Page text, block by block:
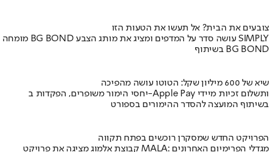
צובעים את הבית? אל תעשו את הטעות הזו
מומחה BG BOND עושה סדר על המדפים ומציג את מותג הצבע SIMPLY
בשיתוף BG BOND
שיא של 600 מיליון שקל: הטוטו עושה מהפיכה
יחסי הימור משופרים, הפקדות ב-Apple Pay ותשלום זכיות מיידי
בשיתוף המועצה להסדר ההימורים בספורט
הפרויקט החדש שמסקרן רוכשים בפתח תקווה
קבוצת אלמוג מציגה את פרויקט MALA: מגדלי הפרימיום האחרונים